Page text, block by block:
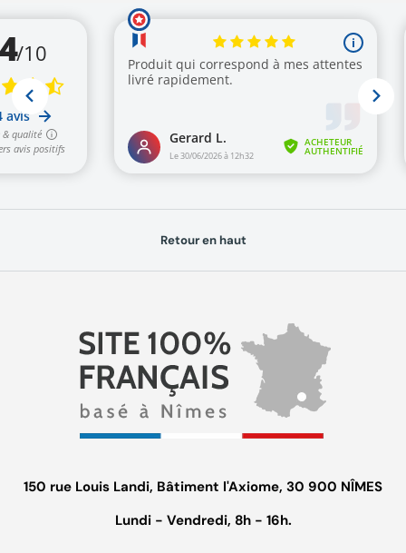
Retour en haut
150 rue Louis Landi, Bâtiment l'Axiome, 30 900 NÎMES
Lundi - Vendredi, 8h - 16h.